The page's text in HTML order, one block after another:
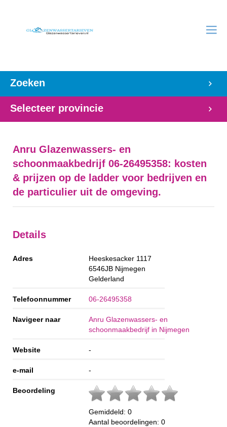
Zoeken
Selecteer provincie
Anru Glazenwassers- en
schoonmaakbedrijf 06-26495358: kosten
& prijzen op de ladder voor bedrijven en
de particulier uit de omgeving.
Details
Adres
Heeskesacker 1117
6546JB Nijmegen
Gelderland
Telefoonnummer 06-26495358
Navigeer naar
Anru Glazenwassers- en
schoonmaakbedrijf in Nijmegen
Website -
e-mail -
Beoordeling
Gemiddeld: 0
Aantal beoordelingen: 0